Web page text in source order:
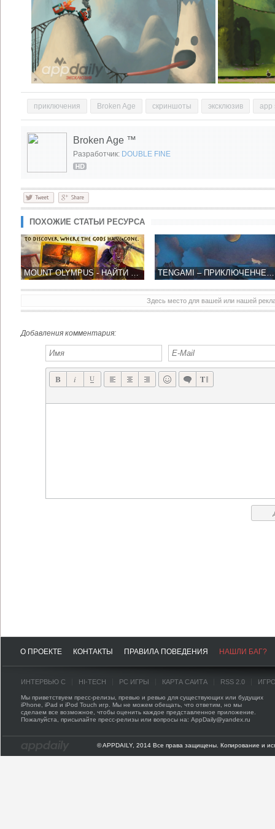
приключения Broken Age скриншоты эксклюзив app
Broken Age ™
Разработчик: DOUBLE FINE
ПОХОЖИЕ СТАТЬИ РЕСУРСА
TENGAMI – ПРИКЛЮЧЕНЧЕСКАЯ КНИГА-ИГРА В ЯПОНСКОМ СТИЛЕ
Здесь место для вашей или нашей
Добавления комментария:
О ПРОЕКТЕ КОНТАКТЫ ПРАВИЛА ПОВЕДЕНИЯ НАШЛИ БАГ?
ИНТЕРВЬЮ С HI-TECH PC ИГРЫ КАРТА САЙТА RSS 2.0
Мы приветствуем пресс-релизы, превью и ревью для существующих или будущих
iPhone, iPad и iPod Touch игр. Мы не можем обещать, что ответим, но мы
сделаем все возможное, чтобы оценить каждое представленное приложение.
Пожалуйста, присылайте пресс-релизы или вопросы на: AppDaily@yandex.ru
© APPDAILY, 2014 Все права защищены. Копирование и